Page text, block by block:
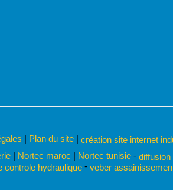
| Plan du site | création site internet
| Nortec maroc | Nortec tunisie - diffusion
controle hydraulique - veber